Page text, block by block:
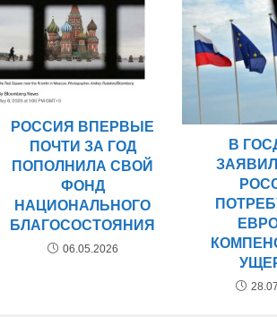
РОССИЯ ВПЕРВЫЕ
ПОЧТИ ЗА ГОД
ПОПОЛНИЛА СВОЙ
ФОНД
НАЦИОНАЛЬНОГО
БЛАГОСОСТОЯНИЯ
06.05.2026
В